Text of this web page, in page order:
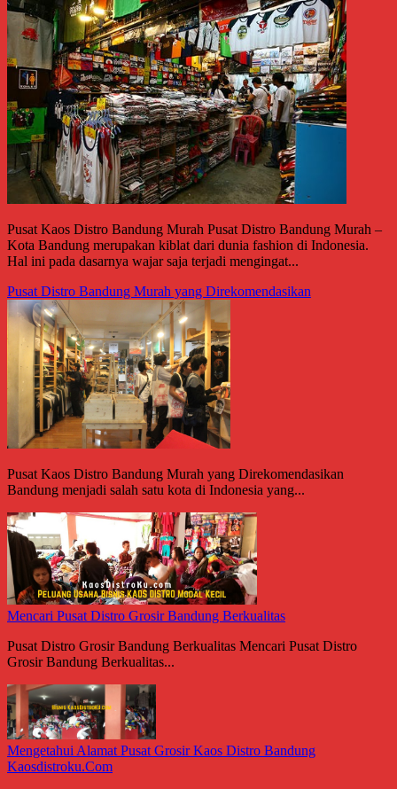
Pusat Kaos Distro Bandung Murah Pusat Distro Bandung Murah –
Kota Bandung merupakan kiblat dari dunia fashion di Indonesia.
Hal ini pada dasarnya wajar saja terjadi mengingat...
Pusat Distro Bandung Murah yang Direkomendasikan
Pusat Kaos Distro Bandung Murah yang Direkomendasikan
Bandung menjadi salah satu kota di Indonesia yang...
Mencari Pusat Distro Grosir Bandung Berkualitas
Pusat Distro Grosir Bandung Berkualitas Mencari Pusat Distro
Grosir Bandung Berkualitas...
Mengetahui Alamat Pusat Grosir Kaos Distro Bandung
Kaosdistroku.Com